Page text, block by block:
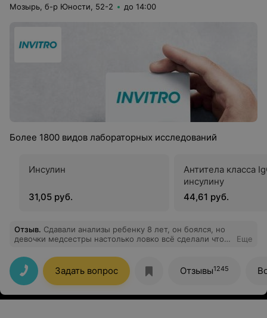
Мозырь, б-р Юности, 52-2 до 14:00
Более 1800 видов лабораторных исследований
Инсулин
31,05 руб.
Антитела класса
инсулину
44,61 руб.
Отзыв. Сдавали анализы ребенку 8 лет, он боялся, но
девочки медсестры настолько ловко всё сделали что
Рекомендуем!!
Еще
Задать вопрос Отзывы1245